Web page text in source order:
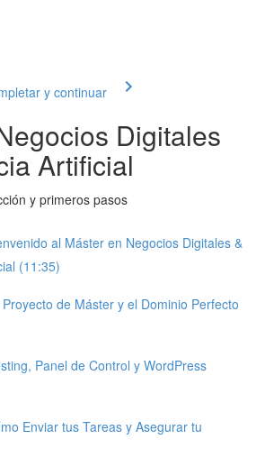
y continuar
Digitales
Artificial
y primeros pasos
al Máster en Negocios Digitales &
(11:35)
de Máster y el Dominio Perfecto
Panel de Control y WordPress
Enviar tus Tareas y Asegurar tu